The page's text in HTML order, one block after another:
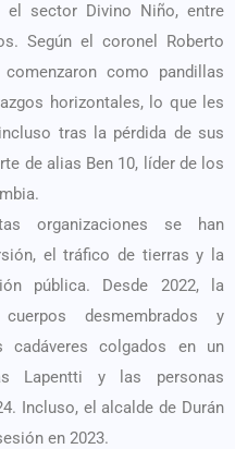
el sector Divino Niño, entre
Según el coronel Roberto
como pandillas
horizontales, lo que les
tras la pérdida de sus
de alias Ben 10, líder de los
organizaciones se han
el tráfico de tierras y la
pública. Desde 2022, la
desmembrados y
cadáveres colgados en un
Lapentti y las personas
Incluso, el alcalde de Durán
en 2023.